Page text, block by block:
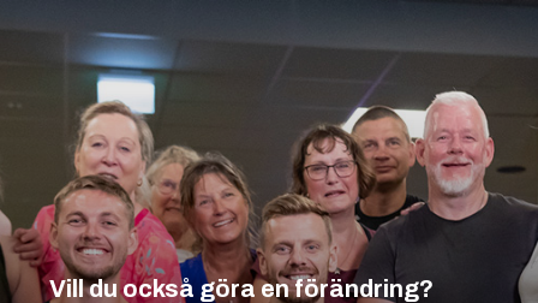
Vill du också göra en förändring?